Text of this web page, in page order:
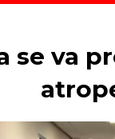
se va